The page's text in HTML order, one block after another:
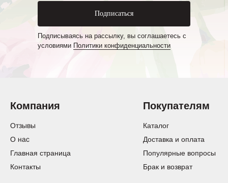
Подписаться
Подписываясь на рассылку, вы соглашаетесь с
условиями Политики конфиденциальности
Компания Покупателям
О нас
Главная страница
Контакты
Каталог
Доставка и оплата
Популярные вопросы
Брак и возврат
Отзывы